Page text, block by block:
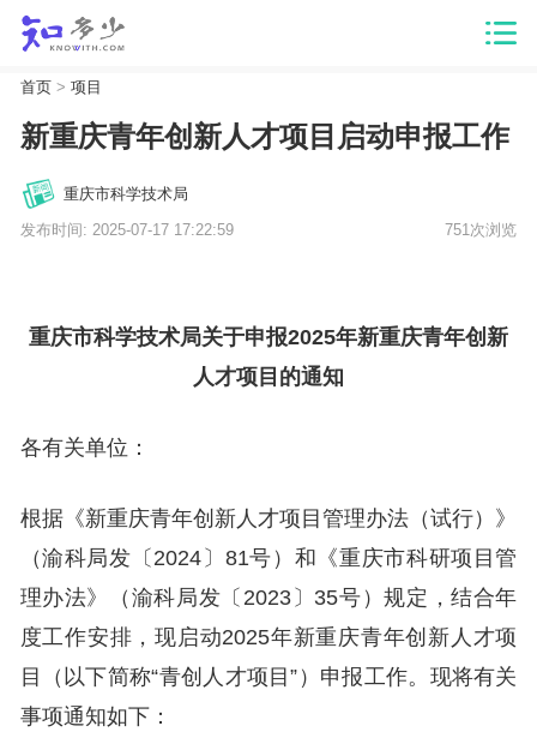
首页> 项目
新重庆青年创新人才项目启动申报工作
重庆市科学技术局
发布时间: 2025-07-17 17:22:59 751次浏览
重庆市科学技术局关于申报2025年新重庆青年创新
人才项目的通知
各有关单位：
根据《新重庆青年创新人才项目管理办法（试行）》
（渝科局发〔2024〕81号）和《重庆市科研项目管
理办法》（渝科局发〔2023〕35号）规定，结合年
度工作安排，现启动2025年新重庆青年创新人才项
目（以下简称“青创人才项目”）申报工作。现将有关
事项通知如下：